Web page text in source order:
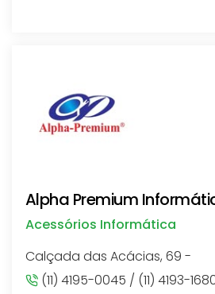
Alpha Premium
Acessórios Informática
Calçada das Acácias, 69 -
(11) 4195-0045 / (11) 4193-